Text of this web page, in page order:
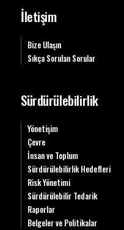
İletişim
Bize Ulaşın
Sıkça Sorulan Sorular
Sürdürülebilirlik
Yönetişim
Çevre
İnsan ve Toplum
Sürdürülebilirlik Hedefleri
Risk Yönetimi
Sürdürülebilir Tedarik
Raporlar
Belgeler ve Politikalar